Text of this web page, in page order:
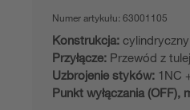
Numer artykułu: 63001105
Konstrukcja: cylindryczny
Przyłącze: Przewód z
Uzbrojenie styków: 1NC
Punkt wyłączania (OFF),